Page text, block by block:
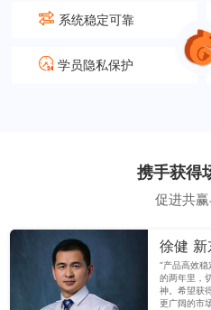
系统稳定可靠
学员隐私保护
携手获得
促进共
徐健
“产品高效
的两年里，
神。希望获
更广阔的市